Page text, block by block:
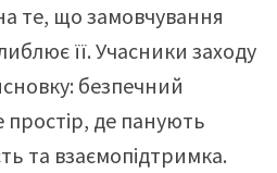
те, що замовчування
її. Учасники заходу
безпечний
простір, де панують
та взаємопідтримка.